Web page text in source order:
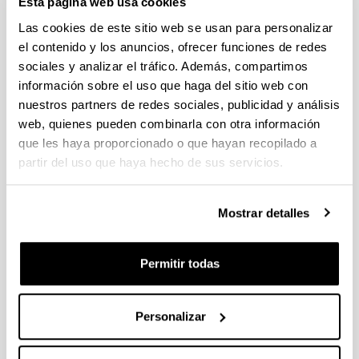
Las cookies de este sitio web se usan para personalizar
el contenido y los anuncios, ofrecer funciones de redes
sociales y analizar el tráfico. Además, compartimos
información sobre el uso que haga del sitio web con
nuestros partners de redes sociales, publicidad y análisis
web, quienes pueden combinarla con otra información
que les haya proporcionado o que hayan recopilado a
partir del uso que haya hecho de sus servicios.
Mostrar detalles
Permitir todas
Personalizar
Los orígenes de una metrópoli
industrial: La Ría de Bilbao.
Volumen I.- Modernización y
mestizaje de la ciudad industrial.
Volumen II.- Las nuevas ciudades:
territorios e infraestructuras
Autoría:
González Portilla, Manuel; Beascoechea Gangoiti,
Arantza; Serrano Abad, Susana y Zarraga Sangroniz,
Libro:
Fundación BBVA / Nerea
Descripción: